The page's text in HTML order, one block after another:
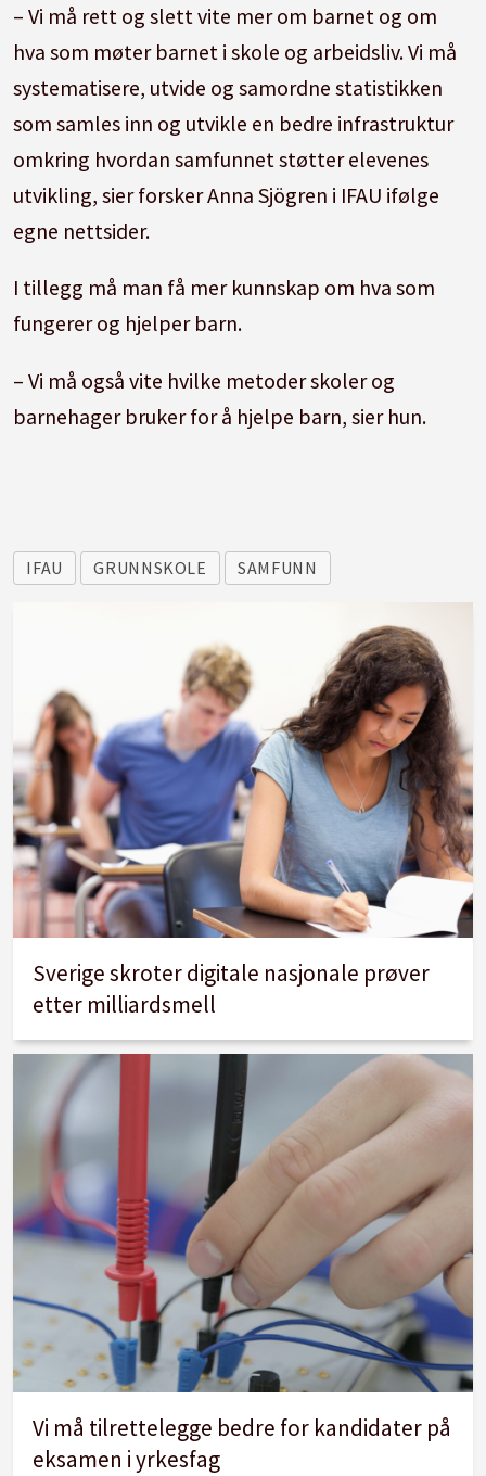
– Vi må rett og slett vite mer om barnet og om
hva som møter barnet i skole og arbeidsliv. Vi må
systematisere, utvide og samordne statistikken
som samles inn og utvikle en bedre infrastruktur
omkring hvordan samfunnet støtter elevenes
utvikling, sier forsker Anna Sjögren i IFAU ifølge
egne nettsider.
I tillegg må man få mer kunnskap om hva som
fungerer og hjelper barn.
– Vi må også vite hvilke metoder skoler og
barnehager bruker for å hjelpe barn, sier hun.
IFAU GRUNNSKOLE SAMFUNN
Sverige skroter digitale nasjonale prøver
etter milliardsmell
Vi må tilrettelegge bedre for kandidater på
eksamen i yrkesfag